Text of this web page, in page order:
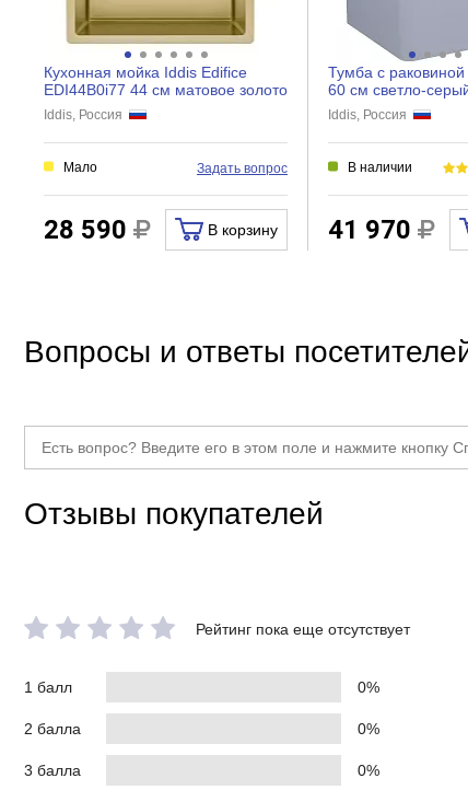
Кухонная мойка Iddis Edifice
EDI44B0i77 44 см матовое золото
Iddis, Россия
Мало Задать вопрос
28 590 В корзину
Тумба с
60 см светло-
Iddis, Россия
В наличии
41 970
Вопросы и ответы
Отзывы покупателей
Рейтинг пока еще отсутствует
1 балл 0%
2 балла 0%
3 балла 0%